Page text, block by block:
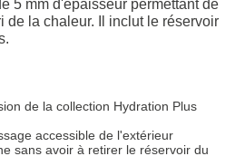
5 mm d'épaisseur permettant de
de la chaleur. Il inclut le réservoir
de la collection Hydration Plus
accessible de l'extérieur
sans avoir à retirer le réservoir du